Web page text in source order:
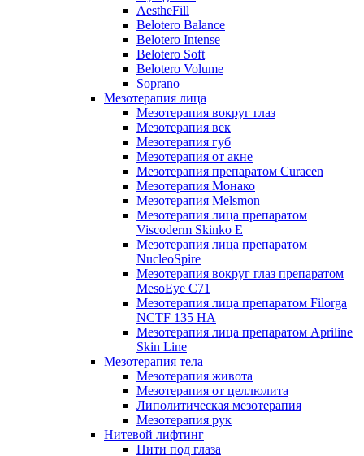
AestheFill
Belotero Balance
Belotero Intense
Belotero Soft
Belotero Volume
Soprano
Мезотерапия лица
Мезотерапия вокруг глаз
Мезотерапия век
Мезотерапия губ
Мезотерапия от акне
Мезотерапия препаратом Curacen
Мезотерапия Монако
Мезотерапия Melsmon
Мезотерапия лица препаратом
Viscoderm Skinko E
Мезотерапия лица препаратом
NucleoSpire
Мезотерапия вокруг глаз препаратом
MesoEye С71
Мезотерапия лица препаратом Filorga
NCTF 135 HA
Мезотерапия лица препаратом Apriline
Skin Line
Мезотерапия тела
Мезотерапия живота
Мезотерапия от целлюлита
Липолитическая мезотерапия
Мезотерапия рук
Нитевой лифтинг
Нити под глаза